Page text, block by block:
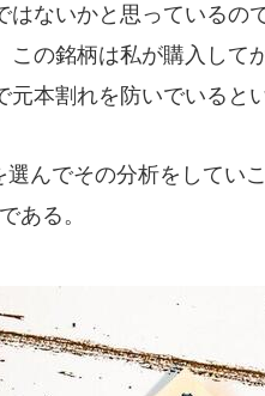
ないかと思っているの
の銘柄は私が購入して
本割れを防いでいると
んでその分析をしてい
ある。